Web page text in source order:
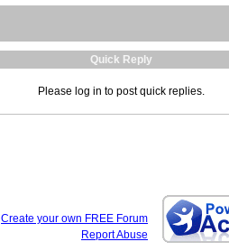
Quick Reply
Please log in to post quick replies.
Create your own FREE Forum
Report Abuse